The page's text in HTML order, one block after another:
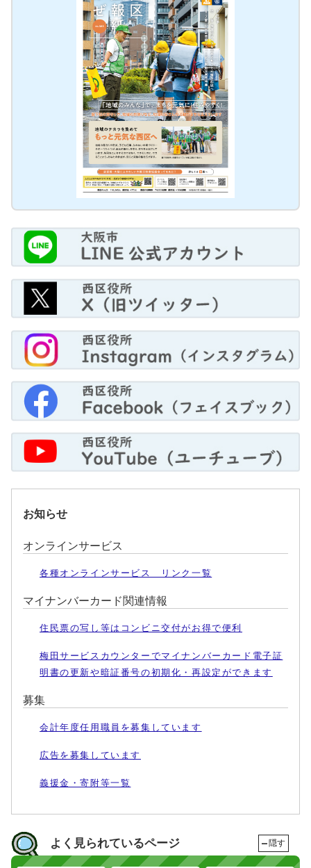
お知らせ
オンラインサービス
各種オンラインサービス リンク一覧
マイナンバーカード関連情報
住民票の写し等はコンビニ交付がお得で便利
梅田サービスカウンターでマイナンバーカード電子証
明書の更新や暗証番号の初期化・再設定ができます
募集
会計年度任用職員を募集しています
広告を募集しています
義援金・寄附等一覧
よく見られているページ 隠す